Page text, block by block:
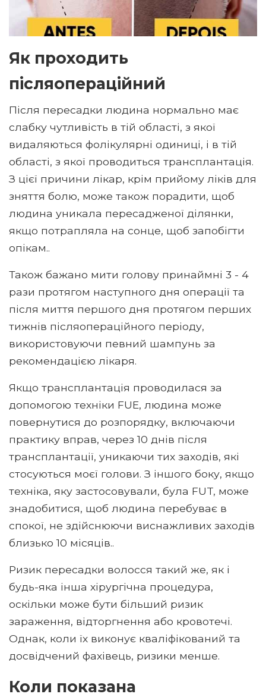
Як проходить
післяопераційний
Після пересадки людина нормально має
слабку чутливість в тій області, з якої
видаляються фолікулярні одиниці, і в тій
області, з якої проводиться трансплантація.
З цієї причини лікар, крім прийому ліків для
зняття болю, може також порадити, щоб
людина уникала пересадженої ділянки,
якщо потрапляла на сонце, щоб запобігти
опікам..
Також бажано мити голову принаймні 3 - 4
рази протягом наступного дня операції та
після миття першого дня протягом перших
тижнів післяопераційного періоду,
використовуючи певний шампунь за
рекомендацією лікаря.
Якщо трансплантація проводилася за
допомогою техніки FUE, людина може
повернутися до розпорядку, включаючи
практику вправ, через 10 днів після
трансплантації, уникаючи тих заходів, які
стосуються моєї голови. З іншого боку, якщо
техніка, яку застосовували, була FUT, може
знадобитися, щоб людина перебуває в
спокої, не здійснюючи виснажливих заходів
близько 10 місяців..
Ризик пересадки волосся такий же, як і
будь-яка інша хірургічна процедура,
оскільки може бути більший ризик
зараження, відторгнення або кровотечі.
Однак, коли їх виконує кваліфікований та
досвідчений фахівець, ризики менше.
Коли показана